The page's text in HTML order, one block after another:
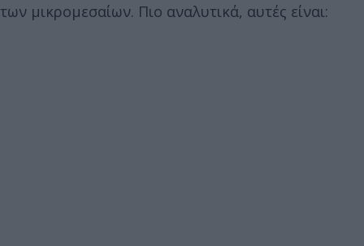
των μικρομεσαίων. Πιο αναλυτικά, αυτές είναι: